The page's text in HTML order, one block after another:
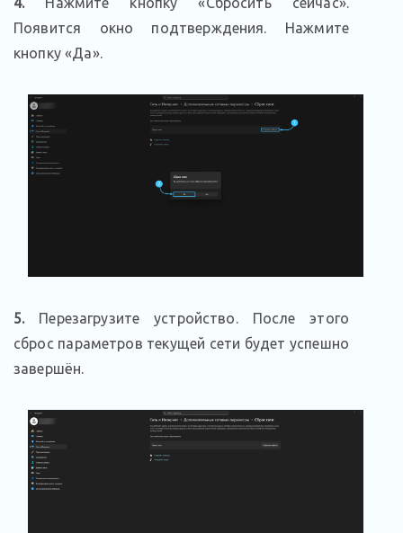
Появится окно подтверждения. Нажмите
кнопку «Да».
5.Перезагрузите устройство. После этого
сброс параметров текущей сети будет успешно
завершён.